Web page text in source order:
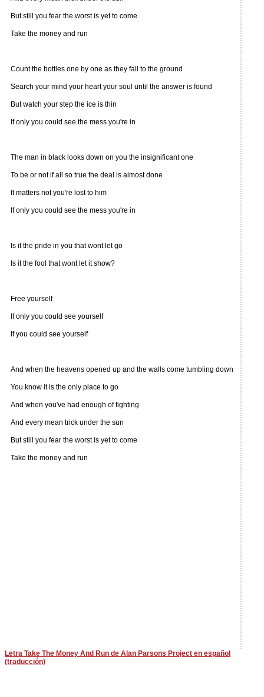
But still you fear the worst is yet to come
Take the money and run
Count the bottles one by one as they fall to the ground
Search your mind your heart your soul until the answer is found
But watch your step the ice is thin
If only you could see the mess you're in
The man in black looks down on you the insignificant one
To be or not if all so true the deal is almost done
It matters not you're lost to him
If only you could see the mess you're in
Is it the pride in you that wont let go
Is it the fool that wont let it show?
Free yourself
If only you could see yourself
If you could see yourself
And when the heavens opened up and the walls come tumbling down
You know it is the only place to go
And when you've had enough of fighting
And every mean trick under the sun
But still you fear the worst is yet to come
Take the money and run
Letra Take The Money And Run de Alan Parsons Project en español
(traducción)